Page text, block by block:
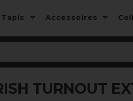
Tapis Accessoires
TURNOUT